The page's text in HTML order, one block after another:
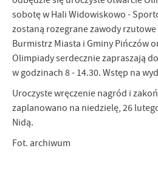
sobotę w Hali Widowiskowo -
zostaną rozegrane zawody
Burmistrz Miasta i Gminy Pińczów
Olimpiady serdecznie zapraszają
w godzinach 8 - 14.30. Wstęp na
Uroczyste wręczenie nagród i
zaplanowano na niedzielę, 26
Nidą.
Fot. archiwum
Firmy te działają w charakterze
treści w postaci wiadomości, ofert,
społecznościowych.